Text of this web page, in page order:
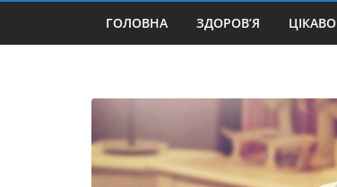
ГОЛОВНА ЗДОРОВ’Я ЦІКАВО